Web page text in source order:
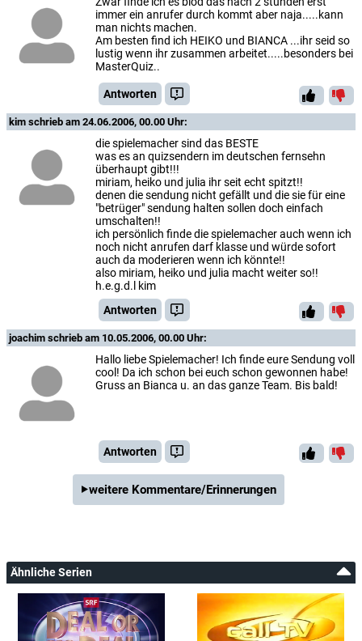
immer ein anrufer durch kommt aber naja.....kann
man nichts machen.
Am besten find ich HEIKO und BIANCA ...ihr seid so
lustig wenn ihr zusammen arbeitet.....besonders bei
MasterQuiz..
Antworten
kim schrieb am 24.06.2006, 00.00 Uhr:
die spielemacher sind das BESTE
was es an quizsendern im deutschen fernsehn
überhaupt gibt!!!
miriam, heiko und julia ihr seit echt spitzt!!
denen die sendung nicht gefällt und die sie für eine
"betrüger" sendung halten sollen doch einfach
umschalten!!
ich persönlich finde die spielemacher auch wenn ich
noch nicht anrufen darf klasse und würde sofort
auch da moderieren wenn ich könnte!!
also miriam, heiko und julia macht weiter so!!
h.e.g.d.l kim
Antworten
joachim schrieb am 10.05.2006, 00.00 Uhr:
Hallo liebe Spielemacher! Ich finde eure Sendung voll
cool! Da ich schon bei euch schon gewonnen habe!
Gruss an Bianca u. an das ganze Team. Bis bald!
Antworten
weitere Kommentare/Erinnerungen
Ähnliche Serien